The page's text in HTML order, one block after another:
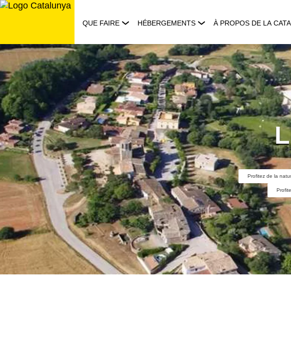
Aller
QUE FAIRE HÉBERGEMENTS À PROPOS DE LA
Profitez de la